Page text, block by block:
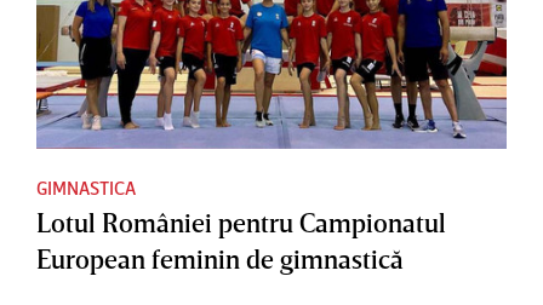
GIMNASTICA
Lotul României pentru Campionatul
European feminin de gimnastică